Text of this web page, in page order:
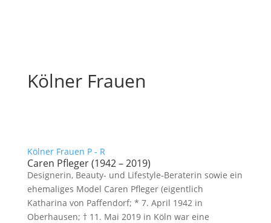
Kölner Frauen
Kölner Frauen P - R
Caren Pfleger (1942 – 2019)
Designerin, Beauty- und Lifestyle-Beraterin sowie ein
ehemaliges Model Caren Pfleger (eigentlich
Katharina von Paffendorf; * 7. April 1942 in
Oberhausen; † 11. Mai 2019 in Köln war eine